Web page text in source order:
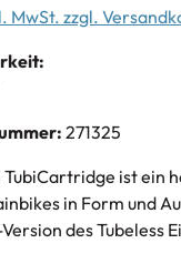
MwSt. zzgl.
271325
TubiCartridge ist ein
in Form und
des Tubeless